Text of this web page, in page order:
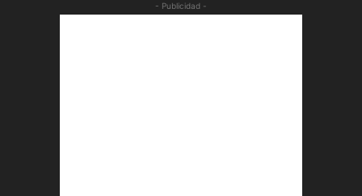
- Publicidad -